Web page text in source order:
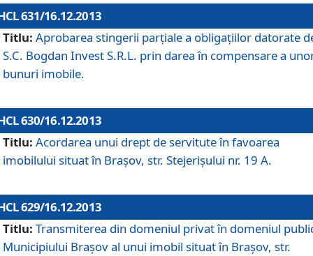
631/16.12.2013
Titlu: Aprobarea stingerii parţiale a obligaţiilor datorate
S.C. Bogdan Invest S.R.L. prin darea în compensare a
bunuri imobile.
630/16.12.2013
Titlu: Acordarea unui drept de servitute în favoarea
imobilului situat în Braşov, str. Stejerişului nr. 19 A.
629/16.12.2013
Titlu: Transmiterea din domeniul privat în domeniul
Municipiului Braşov al unui imobil situat în Braşov, str.